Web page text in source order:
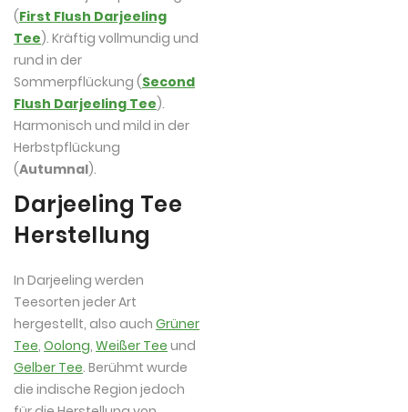
(First Flush Darjeeling
Tee). Kräftig vollmundig und
rund in der
Sommerpflückung (Second
Flush Darjeeling Tee).
Harmonisch und mild in der
Herbstpflückung
(Autumnal).
Darjeeling Tee
Herstellung
In Darjeeling werden
Teesorten jeder Art
hergestellt, also auch Grüner
Tee, Oolong, Weißer Tee und
Gelber Tee. Berühmt wurde
die indische Region jedoch